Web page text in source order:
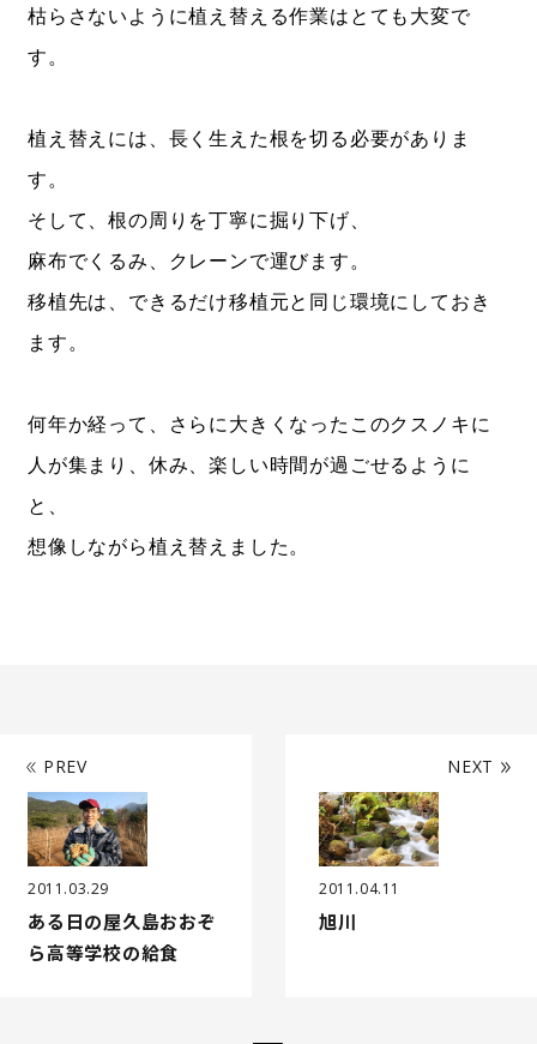
枯らさないように植え替える作業はとても大変で
す。
植え替えには、長く生えた根を切る必要がありま
す。
そして、根の周りを丁寧に掘り下げ、
麻布でくるみ、クレーンで運びます。
移植先は、できるだけ移植元と同じ環境にしておき
ます。
何年か経って、さらに大きくなったこのクスノキに
人が集まり、休み、楽しい時間が過ごせるように
と、
想像しながら植え替えました。
PREV
2011.03.29
ある日の屋久島おおぞ
ら高等学校の給食
2011.04.11
旭川
NEXT